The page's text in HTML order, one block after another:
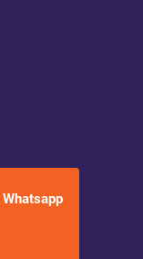
Whatsapp